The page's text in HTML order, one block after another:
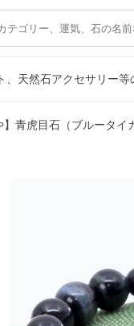
天然石アクセサリー等
】青虎目石（ブルータ